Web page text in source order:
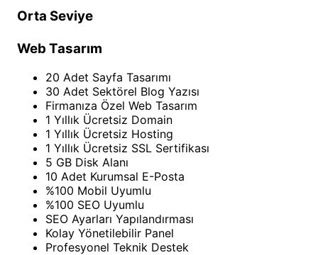
Orta Seviye
Web Tasarım
20 Adet Sayfa Tasarımı
30 Adet Sektörel Blog Yazısı
Firmanıza Özel Web Tasarım
1 Yıllık Ücretsiz Domain
1 Yıllık Ücretsiz Hosting
1 Yıllık Ücretsiz SSL Sertifikası
5 GB Disk Alanı
10 Adet Kurumsal E-Posta
%100 Mobil Uyumlu
%100 SEO Uyumlu
SEO Ayarları Yapılandırması
Kolay Yönetilebilir Panel
Profesyonel Teknik Destek